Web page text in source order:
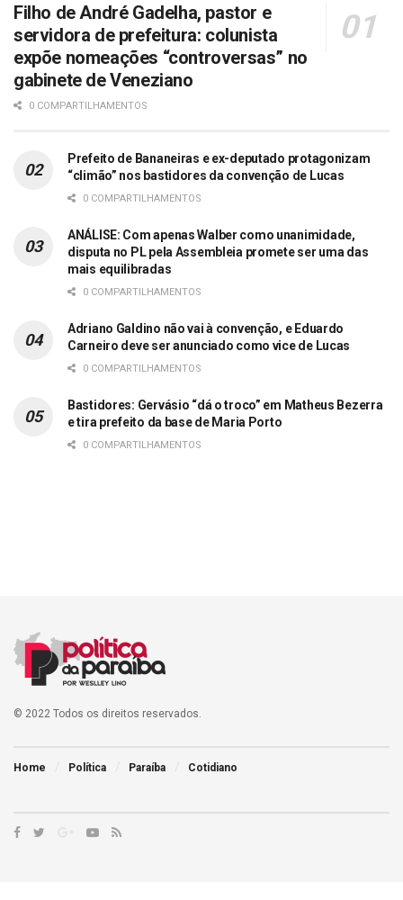
Filho de André Gadelha, pastor e
servidora de prefeitura: colunista
expõe nomeações “controversas” no
gabinete de Veneziano
0 COMPARTILHAMENTOS
Prefeito de Bananeiras e ex-deputado protagonizam
“climão” nos bastidores da convenção de Lucas
0 COMPARTILHAMENTOS
ANÁLISE: Com apenas Walber como unanimidade,
disputa no PL pela Assembleia promete ser uma das
mais equilibradas
0 COMPARTILHAMENTOS
Adriano Galdino não vai à convenção, e Eduardo
Carneiro deve ser anunciado como vice de Lucas
0 COMPARTILHAMENTOS
Bastidores: Gervásio “dá o troco” em Matheus Bezerra
e tira prefeito da base de Maria Porto
0 COMPARTILHAMENTOS
© 2022 Todos os direitos reservados.
Home Política Paraíba Cotidiano